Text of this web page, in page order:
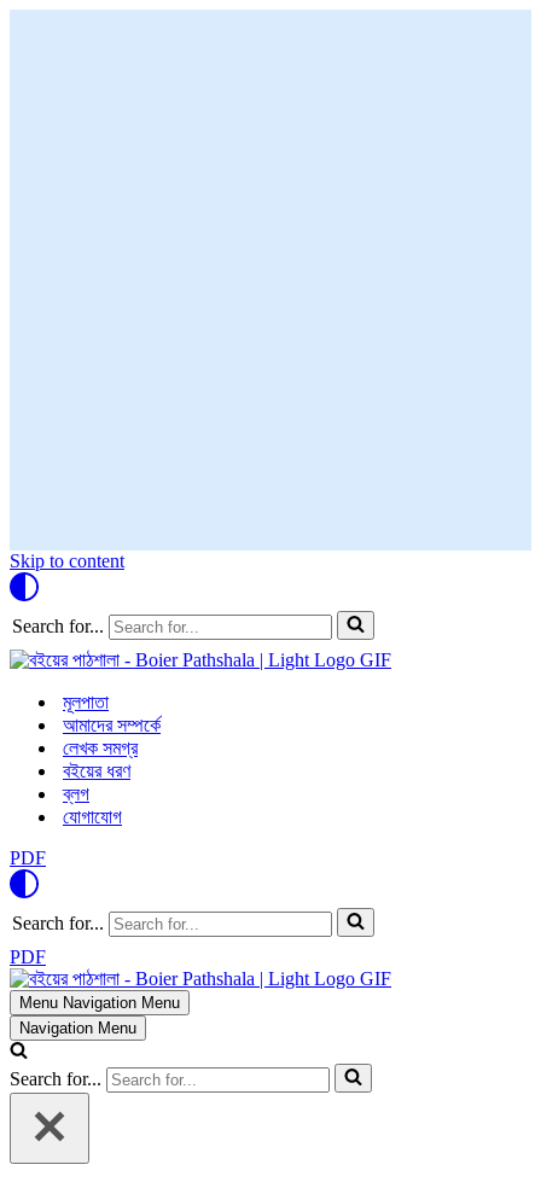
Skip to content
Search for...
মূলপাতা
আমাদের সম্পর্কে
লেখক সমগ্র
বইয়ের ধরণ
ব্লগ
যোগাযোগ
PDF
Search for...
PDF
Menu Navigation Menu
Navigation Menu
Search for...